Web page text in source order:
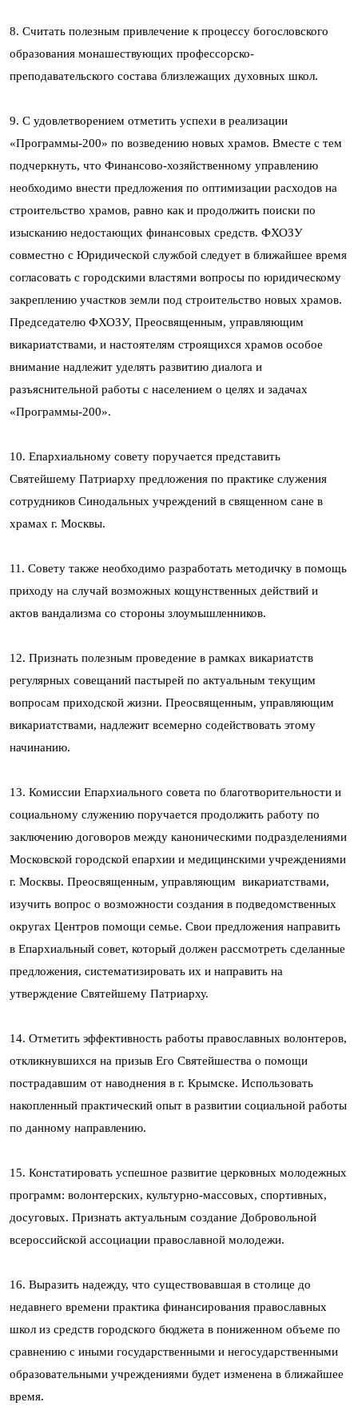
8. Считать полезным привлечение к процессу богословского
образования монашествующих профессорско-
преподавательского состава близлежащих духовных школ.
9. С удовлетворением отметить успехи в реализации
«Программы-200» по возведению новых храмов. Вместе с тем
подчеркнуть, что Финансово-хозяйственному управлению
необходимо внести предложения по оптимизации расходов на
строительство храмов, равно как и продолжить поиски по
изысканию недостающих финансовых средств. ФХОЗУ
совместно с Юридической службой следует в ближайшее время
согласовать с городскими властями вопросы по юридическому
закреплению участков земли под строительство новых храмов.
Председателю ФХОЗУ, Преосвященным, управляющим
викариатствами, и настоятелям строящихся храмов особое
внимание надлежит уделять развитию диалога и
разъяснительной работы с населением о целях и задачах
«Программы-200».
10. Епархиальному совету поручается представить
Святейшему Патриарху предложения по практике служения
сотрудников Синодальных учреждений в священном сане в
храмах г. Москвы.
11. Совету также необходимо разработать методичку в помощь
приходу на случай возможных кощунственных действий и
актов вандализма со стороны злоумышленников.
12. Признать полезным проведение в рамках викариатств
регулярных совещаний пастырей по актуальным текущим
вопросам приходской жизни. Преосвященным, управляющим
викариатствами, надлежит всемерно содействовать этому
начинанию.
13. Комиссии Епархиального совета по благотворительности и
социальному служению поручается продолжить работу по
заключению договоров между каноническими подразделениями
Московской городской епархии и медицинскими учреждениями
г. Москвы. Преосвященным, управляющим викариатствами,
изучить вопрос о возможности создания в подведомственных
округах Центров помощи семье. Свои предложения направить
в Епархиальный совет, который должен рассмотреть сделанные
предложения, систематизировать их и направить на
утверждение Святейшему Патриарху.
14. Отметить эффективность работы православных волонтеров,
откликнувшихся на призыв Его Святейшества о помощи
пострадавшим от наводнения в г. Крымске. Использовать
накопленный практический опыт в развитии социальной работы
по данному направлению.
15. Констатировать успешное развитие церковных молодежных
программ: волонтерских, культурно-массовых, спортивных,
досуговых. Признать актуальным создание Добровольной
всероссийской ассоциации православной молодежи.
16. Выразить надежду, что существовавшая в столице до
недавнего времени практика финансирования православных
школ из средств городского бюджета в пониженном объеме по
сравнению с иными государственными и негосударственными
образовательными учреждениями будет изменена в ближайшее
время.